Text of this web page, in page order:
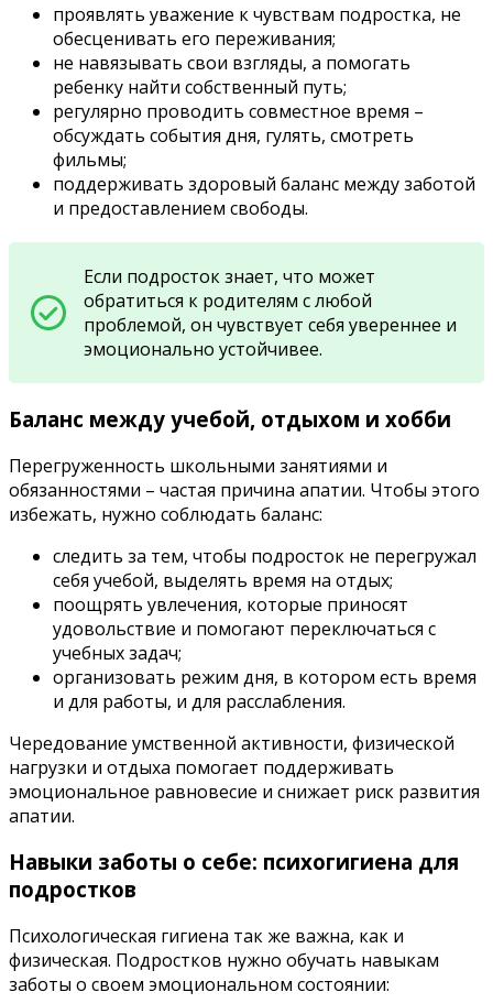
проявлять уважение к чувствам подростка, не
обесценивать его переживания;
не навязывать свои взгляды, а помогать
ребенку найти собственный путь;
регулярно проводить совместное время –
обсуждать события дня, гулять, смотреть
фильмы;
поддерживать здоровый баланс между заботой
и предоставлением свободы.
Если подросток знает, что может
обратиться к родителям с любой
проблемой, он чувствует себя увереннее и
эмоционально устойчивее.
Баланс между учебой, отдыхом и хобби
Перегруженность школьными занятиями и
обязанностями – частая причина апатии. Чтобы этого
избежать, нужно соблюдать баланс:
следить за тем, чтобы подросток не перегружал
себя учебой, выделять время на отдых;
поощрять увлечения, которые приносят
удовольствие и помогают переключаться с
учебных задач;
организовать режим дня, в котором есть время
и для работы, и для расслабления.
Чередование умственной активности, физической
нагрузки и отдыха помогает поддерживать
эмоциональное равновесие и снижает риск развития
апатии.
Навыки заботы о себе: психогигиена для
подростков
Психологическая гигиена так же важна, как и
физическая. Подростков нужно обучать навыкам
заботы о своем эмоциональном состоянии: